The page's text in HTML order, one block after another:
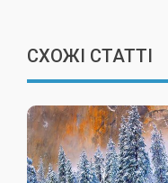
СХОЖІ СТАТТІ